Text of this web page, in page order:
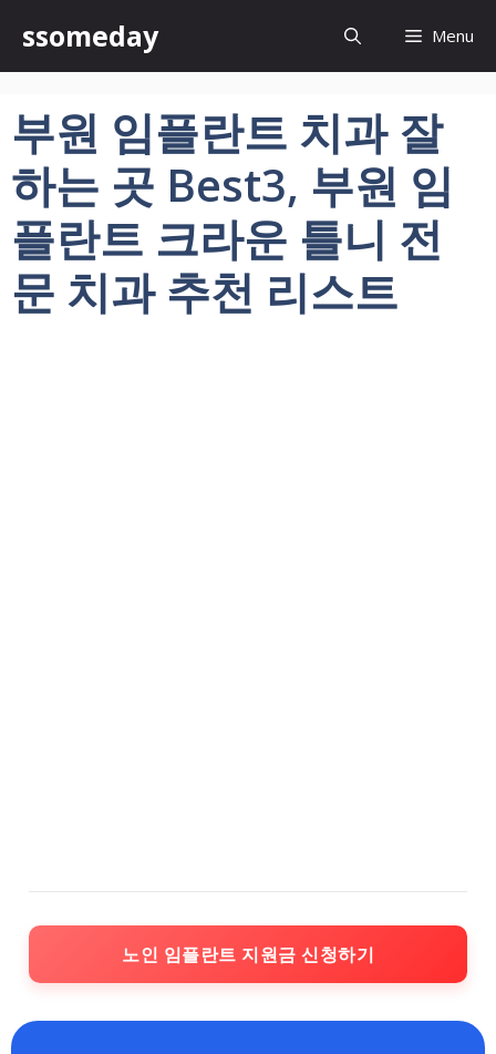
츠
뛰
ssomeday Menu
부원 임플란트 치과 잘
하는 곳 Best3, 부원 임
플란트 크라운 틀니 전
문 치과 추천 리스트
노인 임플란트 지원금 신청하기